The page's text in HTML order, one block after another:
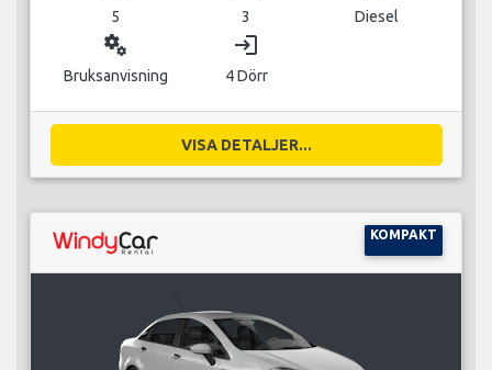
5 3 Diesel
miscellaneous_services
Bruksanvisning
login
4 Dörr
VISA DETALJER...
KOMPAKT